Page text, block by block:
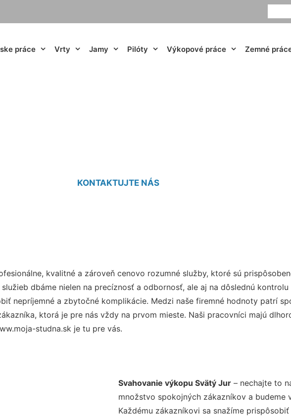
práce Vrty Jamy Pilóty Výkopové práce Zemné
KONTAKTUJTE NÁS
kvalitné a zároveň cenovo rozumné služby, ktoré sú
dbáme nielen na precíznosť a odbornosť, ale aj na dôslednú
nepríjemné a zbytočné komplikácie. Medzi naše firemné hodnoty patrí
ktorá je pre nás vždy na prvom mieste. Naši pracovníci majú
studna.sk je tu pre vás.
Svahovanie výkopu Svätý Jur– nechajte to
množstvo spokojných zákazníkov a budeme
Každému zákazníkovi sa snažíme